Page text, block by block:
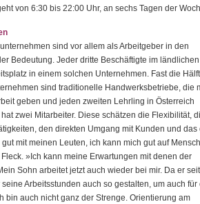
von 6:30 bis 22:00 Uhr, an sechs Tagen der
sind vor allem als Arbeitgeber in den
Bedeutung. Jeder dritte Beschäftigte im ländlichen
in einem solchen Unternehmen. Fast die
sind traditionelle Handwerksbetriebe, die
geben und jeden zweiten Lehrling in Österreich
zwei Mitarbeiter. Diese schätzen die Flexibilität,
den direkten Umgang mit Kunden und das
mit meinen Leuten, ich kann mich gut auf
»Ich kann meine Erwartungen mit denen der
Sohn arbeitet jetzt auch wieder bei mir. Da er seit
seine Arbeitsstunden auch so gestalten, um auch für
bin auch nicht ganz der Strenge. Orientierung am